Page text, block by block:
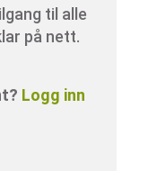
til alle
på nett.
Logg inn